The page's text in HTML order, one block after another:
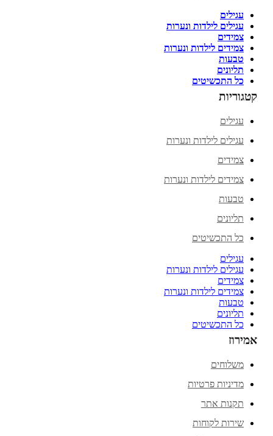
עגילים
עגילים לילדות ונערות
צמידים
צמידים לילדות ונערות
טבעות
תליונים
כל התכשיטים
קטגוריות
עגילים
עגילים לילדות ונערות
צמידים
צמידים לילדות ונערות
טבעות
תליונים
כל התכשיטים
עגילים
עגילים לילדות ונערות
צמידים
צמידים לילדות ונערות
טבעות
תליונים
כל התכשיטים
אמירוז
משלוחים
מדיניות פרטיות
תקנות אתר
שירות לקוחות